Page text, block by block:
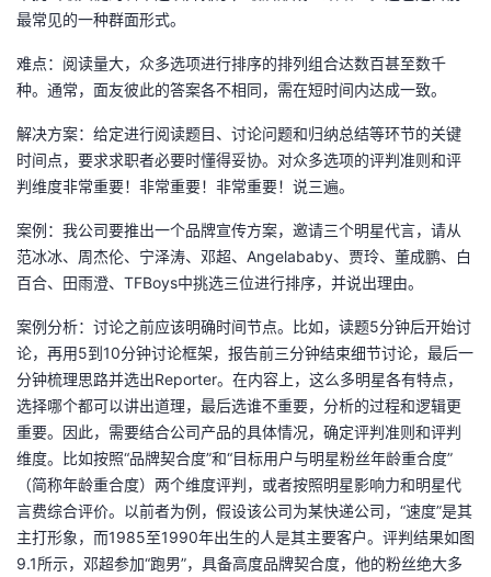
最常见的一种群面形式。
难点：阅读量大，众多选项进行排序的排列组合达数百甚至数千
种。通常，面友彼此的答案各不相同，需在短时间内达成一致。
解决方案：给定进行阅读题目、讨论问题和归纳总结等环节的关键
时间点，要求求职者必要时懂得妥协。对众多选项的评判准则和评
判维度非常重要！非常重要！非常重要！说三遍。
案例：我公司要推出一个品牌宣传方案，邀请三个明星代言，请从
范冰冰、周杰伦、宁泽涛、邓超、Angelababy、贾玲、董成鹏、白
百合、田雨澄、TFBoys中挑选三位进行排序，并说出理由。
案例分析：讨论之前应该明确时间节点。比如，读题5分钟后开始讨
论，再用5到10分钟讨论框架，报告前三分钟结束细节讨论，最后一
分钟梳理思路并选出Reporter。在内容上，这么多明星各有特点，
选择哪个都可以讲出道理，最后选谁不重要，分析的过程和逻辑更
重要。因此，需要结合公司产品的具体情况，确定评判准则和评判
维度。比如按照“品牌契合度”和“目标用户与明星粉丝年龄重合度”
（简称年龄重合度）两个维度评判，或者按照明星影响力和明星代
言费综合评价。以前者为例，假设该公司为某快递公司，“速度”是其
主打形象，而1985至1990年出生的人是其主要客户。评判结果如图
9.1所示，邓超参加“跑男”，具备高度品牌契合度，他的粉丝绝大多